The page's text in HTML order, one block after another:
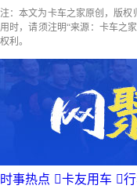
注：本文为卡车之家原创，版权
用时，请须注明“来源：卡车之
权利。
时事热点 卡友用车 